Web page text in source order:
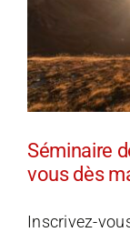
Séminaire
vous dès
Inscrivez-